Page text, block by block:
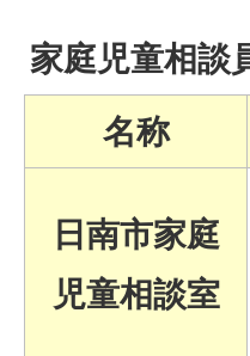
家庭児童相談
名称
日南市家庭
児童相談室